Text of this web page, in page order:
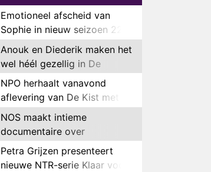
Emotioneel afscheid van
Sophie in nieuw seizoen 22
Kids and Counting
Anouk en Diederik maken het
wel héél gezellig in De
Bondgenoten
NPO herhaalt vanavond
aflevering van De Kist met
Peter Faber
NOS maakt intieme
documentaire over
hockeyster Yibbi Jansen
Petra Grijzen presenteert
nieuwe NTR-serie Klaar voor